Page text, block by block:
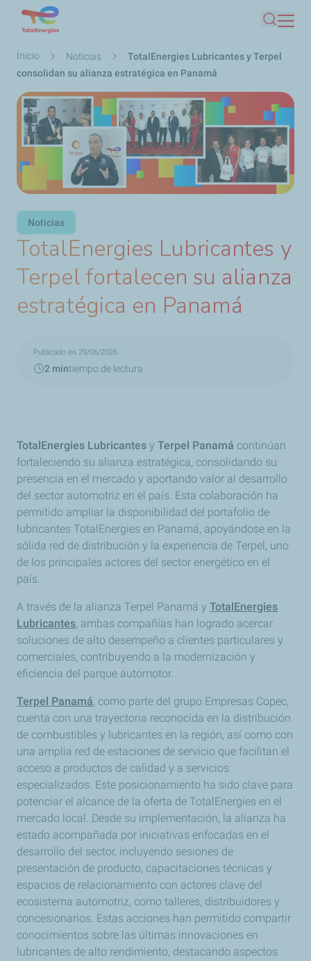
contenido
principal
Buscar
Ruta
de
navegación
Inicio Noticias
TotalEnergies Lubricantes y Terpel
consolidan su alianza estratégica en Panamá
Noticias
TotalEnergies Lubricantes y
Terpel fortalecen su alianza
estratégica en Panamá
Publicado en 29/06/2026
2 mintiempo de lectura
TotalEnergies Lubricantes y Terpel Panamá continúan
fortaleciendo su alianza estratégica, consolidando su
presencia en el mercado y aportando valor al desarrollo
del sector automotriz en el país. Esta colaboración ha
permitido ampliar la disponibilidad del portafolio de
lubricantes TotalEnergies en Panamá, apoyándose en la
sólida red de distribución y la experiencia de Terpel, uno
de los principales actores del sector energético en el
país.
A través de la alianza Terpel Panamá y TotalEnergies
Lubricantes, ambas compañías han logrado acercar
soluciones de alto desempeño a clientes particulares y
comerciales, contribuyendo a la modernización y
eficiencia del parque automotor.
Terpel Panamá, como parte del grupo Empresas Copec,
cuenta con una trayectoria reconocida en la distribución
de combustibles y lubricantes en la región, así como con
una amplia red de estaciones de servicio que facilitan el
acceso a productos de calidad y a servicios
especializados. Este posicionamiento ha sido clave para
potenciar el alcance de la oferta de TotalEnergies en el
mercado local. Desde su implementación, la alianza ha
estado acompañada por iniciativas enfocadas en el
desarrollo del sector, incluyendo sesiones de
presentación de producto, capacitaciones técnicas y
espacios de relacionamiento con actores clave del
ecosistema automotriz, como talleres, distribuidores y
concesionarios. Estas acciones han permitido compartir
conocimientos sobre las últimas innovaciones en
lubricantes de alto rendimiento, destacando aspectos